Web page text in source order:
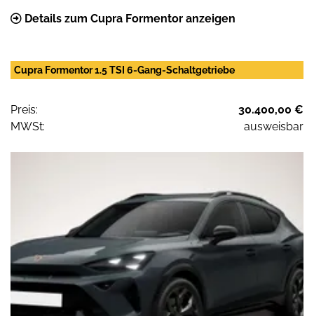
Details zum Cupra Formentor anzeigen
Cupra Formentor 1.5 TSI 6-Gang-Schaltgetriebe
Preis:
30.400,00 €
MWSt:
ausweisbar